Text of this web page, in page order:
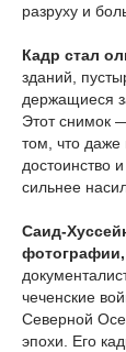
разруху и
Кадр стал
зданий,
держащиеся
Этот снимок
том, что даже
достоинство
сильнее
Саид-
фотографии,
чеченские
Северной
эпохи. Его